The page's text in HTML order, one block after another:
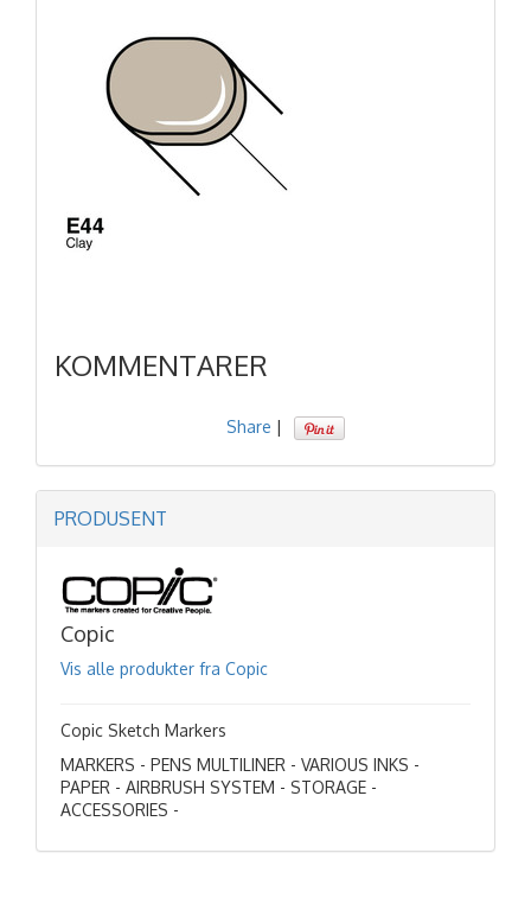
KOMMENTARER
Share |
PRODUSENT
Copic
Vis alle produkter fra Copic
Copic Sketch Markers
MARKERS - PENS MULTILINER - VARIOUS INKS -
PAPER - AIRBRUSH SYSTEM - STORAGE -
ACCESSORIES -